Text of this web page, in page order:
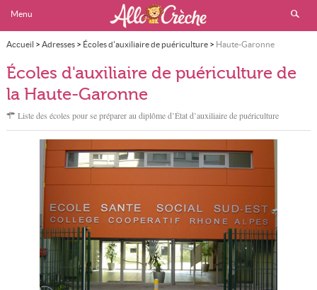
Menu
Accueil > Adresses> Écoles d'auxiliaire de puériculture> Haute-Garonne
Écoles d'auxiliaire de puériculture de
la Haute-Garonne
Liste des écoles pour se préparer au diplôme d’État d’auxiliaire de puériculture